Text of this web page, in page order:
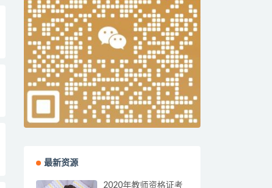
最新资源
2020年教师资格证考